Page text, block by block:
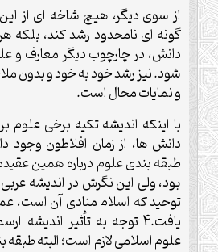
از سوى ديگر، هيچ شاخه اى از
گونه اى نامحدود رشد كند، بلكه
دانش، در چارچوب ديگر معارف و
شود. نيز رشد خود به خود و بدون
و نمايات محال است.
با اينكه انديشه تكيه برخى علوم
دانش ها، از زمان افلاطون
طبقه بندى علوم درباره همين
بود، ولى اين نگرش در انديشه
توحيد كه اسلام منادى آن است،
يافت.4 توجه به تأثير
علوم اسلامى لازم است؛ البته